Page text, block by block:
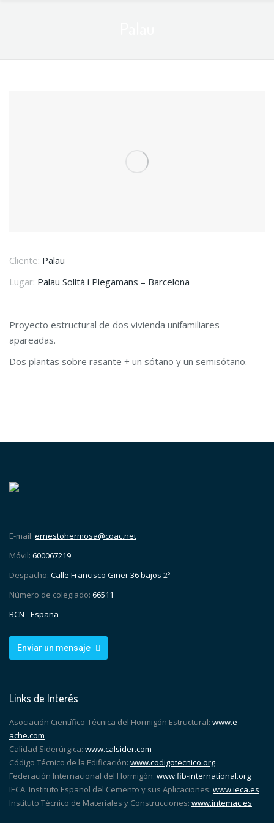
Cliente: Palau
Lugar: Palau Solità i Plegamans – Barcelona
Proyecto estructural de dos vivienda unifamiliares
apareadas.
Dos plantas sobre rasante + un sótano y un semisótano.
E-mail: ernestohermosa@coac.net
Móvil: 600067219
Despacho: Calle Francisco Giner 36 bajos 2º
Número de colegiado: 66511
BCN - España
Enviar un mensaje
Links de Interés
Asociación Científico-Técnica del Hormigón Estructural: www.e-
ache.com
Calidad Siderúrgica: www.calsider.com
Código Técnico de la Edificación: www.codigotecnico.org
Federación Internacional del Hormigón: www.fib-international.org
IECA. Instituto Español del Cemento y sus Aplicaciones: www.ieca.es
Instituto Técnico de Materiales y Construcciones: www.intemac.es